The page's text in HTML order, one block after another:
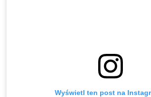
Wyświetl ten post na